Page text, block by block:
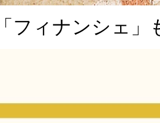
フィナンシェ」